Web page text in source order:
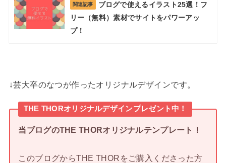
関連記事
ブログで使えるイラスト25選！フ
リー（無料）素材でサイトをパワーアッ
プ！
↓芸大卒のなつが作ったオリジナルデザインです。
THE THORオリジナルデザインプレゼント中！
当ブログのTHE THORオリジナルテンプレート！
このブログからTHE THORをご購入くださった方